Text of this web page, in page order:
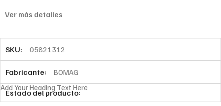
Ver más detalles
SKU: 05821312
Fabricante: BOMAG
Estado del producto:
Add Your Heading Text Here